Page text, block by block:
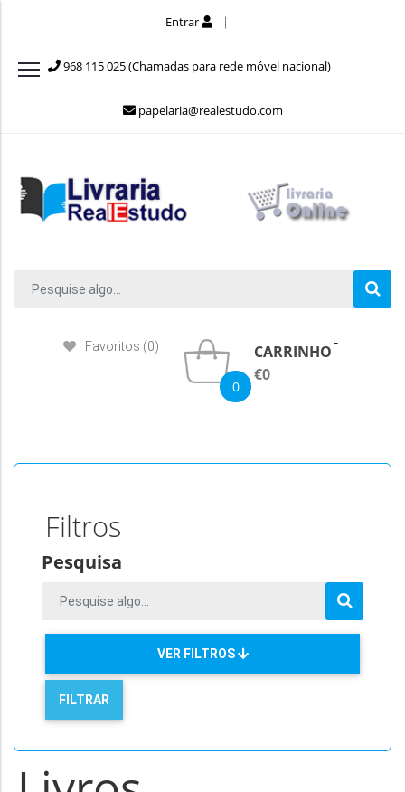
Entrar
968 115 025 (Chamadas para rede móvel nacional)
papelaria@realestudo.com
Favoritos (0)
0
CARRINHO
€0
Filtros
Pesquisa
VER FILTROS